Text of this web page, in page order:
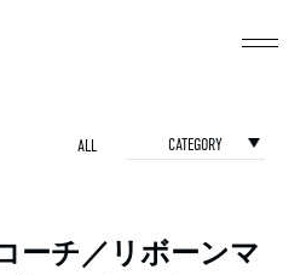
ALL CATEGORY
ーチ／リボーンマ